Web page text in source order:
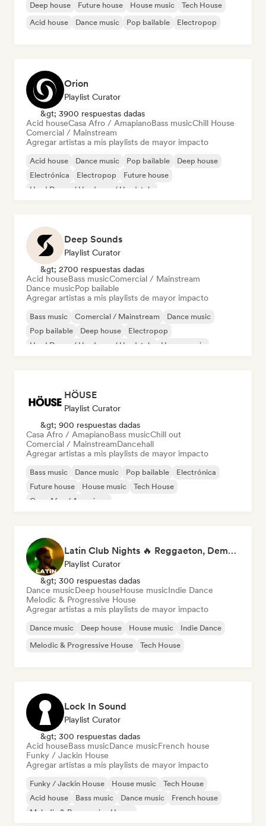
Deep house Future house House music
Tech House
Acid house
Dance music Pop bailable Electropop
Orion
Playlist Curator
&gt; 3900 respuestas dadas
Acid houseCasa Afro / AmapianoBass musicChill House
Comercial / Mainstream
Agregar artistas a mis playlists de mayor impacto
Acid house Dance music Pop bailable
Deep house
Electrónica
Electropop
Future house
Hard Dance / Hardcore / Hardstyle
Deep Sounds
Playlist Curator
&gt; 2700 respuestas dadas
Acid houseBass musicComercial / Mainstream
Dance musicPop bailable
Agregar artistas a mis playlists de mayor impacto
Bass music Comercial / Mainstream
Dance music
Pop bailable
Deep house
Electropop
Hard Dance / Hardcore / Hardstyle
House music
HÖUSE
Playlist Curator
&gt; 900 respuestas dadas
Casa Afro / AmapianoBass musicChill out
Comercial / MainstreamDancehall
Agregar artistas a mis playlists de mayor impacto
Bass music Dance music Pop bailable
Electrónica
Future house
House music
Tech House
Casa Afro / Amapiano
Latin Club Nights 🔥 Reggaeton, Dembow & Latin House
Playlist Curator
&gt; 300 respuestas dadas
Dance musicDeep houseHouse musicIndie Dance
Melodic & Progressive House
Agregar artistas a mis playlists de mayor impacto
Dance music Deep house House music
Indie Dance
Melodic & Progressive House
Tech House
Lock In Sound
Playlist Curator
&gt; 300 respuestas dadas
Acid houseBass musicDance musicFrench house
Funky / Jackin House
Agregar artistas a mis playlists de mayor impacto
Funky / Jackin House House music
Tech House
Acid house
Bass music Dance music
French house
Melodic & Progressive House